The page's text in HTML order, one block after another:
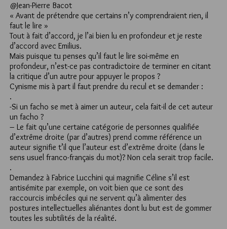
@Jean-Pierre Bacot
« Avant de prétendre que certains n’y comprendraient rien, il
faut le lire »
Tout à fait d’accord, je l’ai bien lu en profondeur et je reste
d’accord avec Emilius.
Mais puisque tu penses qu’il faut le lire soi-même en
profondeur, n’est-ce pas contradictoire de terminer en citant
la critique d’un autre pour appuyer le propos ?
Cynisme mis à part il faut prendre du recul et se demander :
.
-Si un facho se met à aimer un auteur, cela fait-il de cet auteur
un facho ?
– Le fait qu’une certaine catégorie de personnes qualifiée
d’extrême droite (par d’autres) prend comme référence un
auteur signifie t’il que l’auteur est d’extrême droite (dans le
sens usuel franco-français du mot)? Non cela serait trop facile.
.
Demandez à Fabrice Lucchini qui magnifie Céline s’il est
antisémite par exemple, on voit bien que ce sont des
raccourcis imbéciles qui ne servent qu’à alimenter des
postures intellectuelles aliénantes dont lu but est de gommer
toutes les subtilités de la réalité.